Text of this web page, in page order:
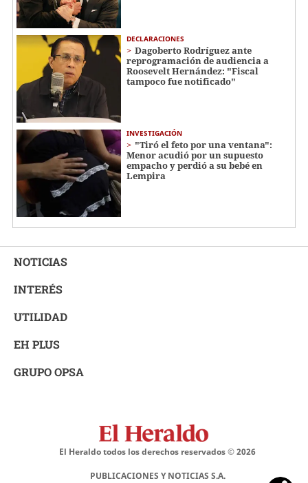
DECLARACIONES
Dagoberto Rodríguez ante
reprogramación de audiencia a
Roosevelt Hernández: "Fiscal
tampoco fue notificado"
INVESTIGACIÓN
"Tiró el feto por una ventana":
Menor acudió por un supuesto
empacho y perdió a su bebé en
Lempira
NOTICIAS
INTERÉS
UTILIDAD
EH PLUS
GRUPO OPSA
El Heraldo todos los derechos reservados ©2026
PUBLICACIONES Y NOTICIAS S.A.